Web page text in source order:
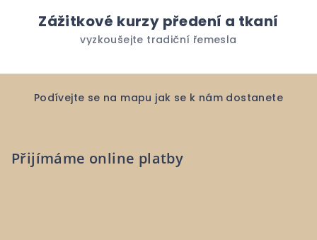
Zážitkové kurzy předení a tkaní
vyzkoušejte tradiční řemesla
Podívejte se na mapu jak se k nám dostanete
Přijímáme online platby